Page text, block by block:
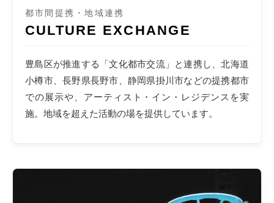
都市間提携・地域連携
CULTURE EXCHANGE
豊島区が推進する「文化都市交流」と連携し、北海道
小樽市、長野県長野市、静岡県掛川市などの提携都市
での展示や、アーティスト・イン・レジデンスを実
施。地域を超えた活動の場を提供しています。